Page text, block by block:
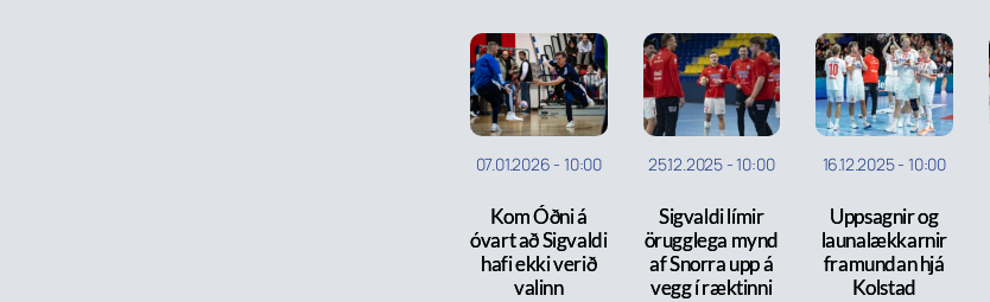
07.01.2026 - 10:00
Kom Óðni á
óvart að Sigvaldi
hafi ekki verið
valinn
25.12.2025 -10:00
Sigvaldi límir
örugglega mynd
af Snorra upp á
vegg í ræktinni
16.12.2025- 10:00
Uppsagnir og
launalækkarnir
framundan hjá
Kolstad